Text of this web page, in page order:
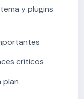
y plugins
críticos
plan